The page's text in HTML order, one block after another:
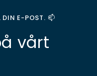
DIN E-POST. 📫
vårt